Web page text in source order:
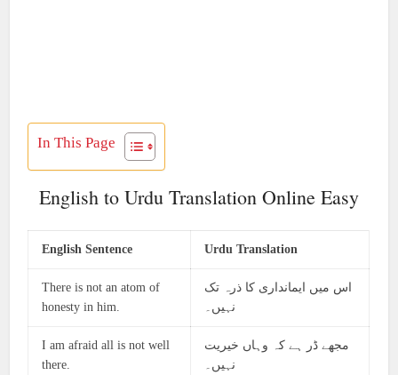
In This Page
English to Urdu Translation Online Easy
English Sentence Urdu Translation
There is not an atom of
honesty in him.
اس میں ایمانداری کا ذرہ تک
نہیں۔
I am afraid all is not well
there.
مجھے ڈر ہے کہ وہاں خیریت
نہیں۔